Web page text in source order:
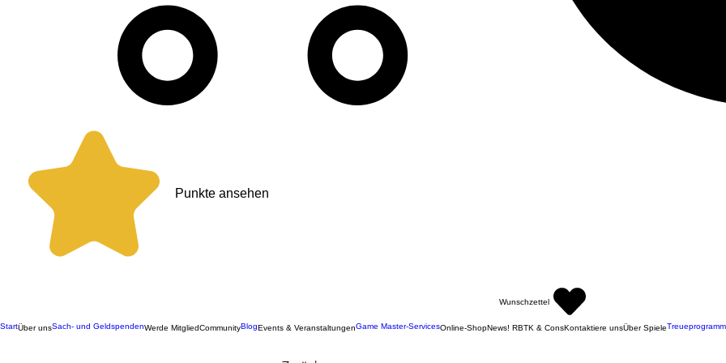
Punkte ansehen
Wunschzettel
StartÜber unsSach- und GeldspendenWerde MitgliedCommunityBlogEvents & VeranstaltungenGame Master-ServicesOnline-ShopNews! RBTK & ConsKontaktiere unsÜber SpieleTreueprogramm